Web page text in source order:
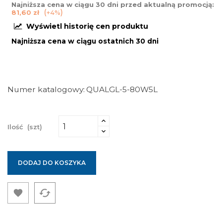
Najniższa cena w ciągu 30 dni przed aktualną promocją:
81,60 zł
+4%
Wyświetl historię cen produktu
Najniższa cena w ciągu ostatnich 30 dni
Numer katalogowy QUALGL-5-80W5L
Ilość (szt)
DODAJ DO KOSZYKA
 cached